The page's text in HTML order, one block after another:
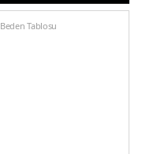
Beden Tablosu